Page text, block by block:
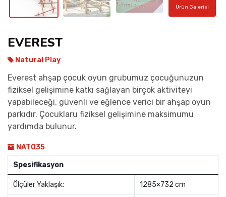
Ürün Galerisi
EVEREST
Natural Play
Everest ahşap çocuk oyun grubumuz çocuğunuzun
fiziksel gelişimine katkı sağlayan birçok aktiviteyi
yapabileceği, güvenli ve eğlence verici bir ahşap oyun
parkıdır. Çocuklaru fiziksel gelişimine maksimumu
yardımda bulunur.
NAT035
Spesifikasyon
Ölçüler Yaklaşık: 1285×732 cm